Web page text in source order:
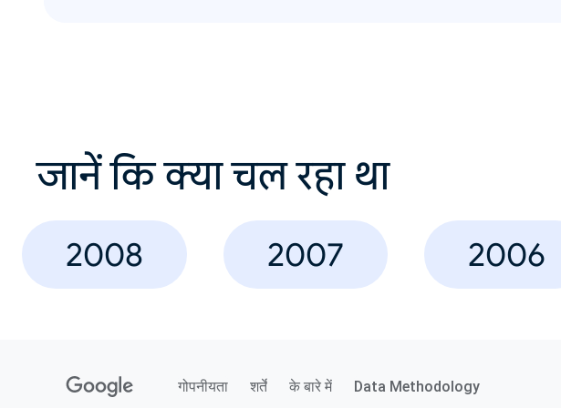
जानें कि क्या चल रहा था
2008 2007 2006
गोपनीयता शर्तें के बारे में Data Methodology